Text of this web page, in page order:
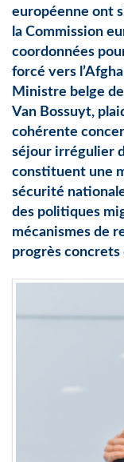
européenne ont
la Commission
coordonnées
forcé vers
Ministre belge
Van Bossuyt,
cohérente
séjour irrégulier
constituent une
sécurité
des politiques
mécanismes de
progrès concrets